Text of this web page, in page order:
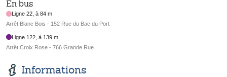
En bus
Ligne 22, à 84 m
Arrêt Blanc Bois - 152 Rue du Bac du Port
Ligne 122, à 139 m
Arrêt Croix Rose - 766 Grande Rue
Informations